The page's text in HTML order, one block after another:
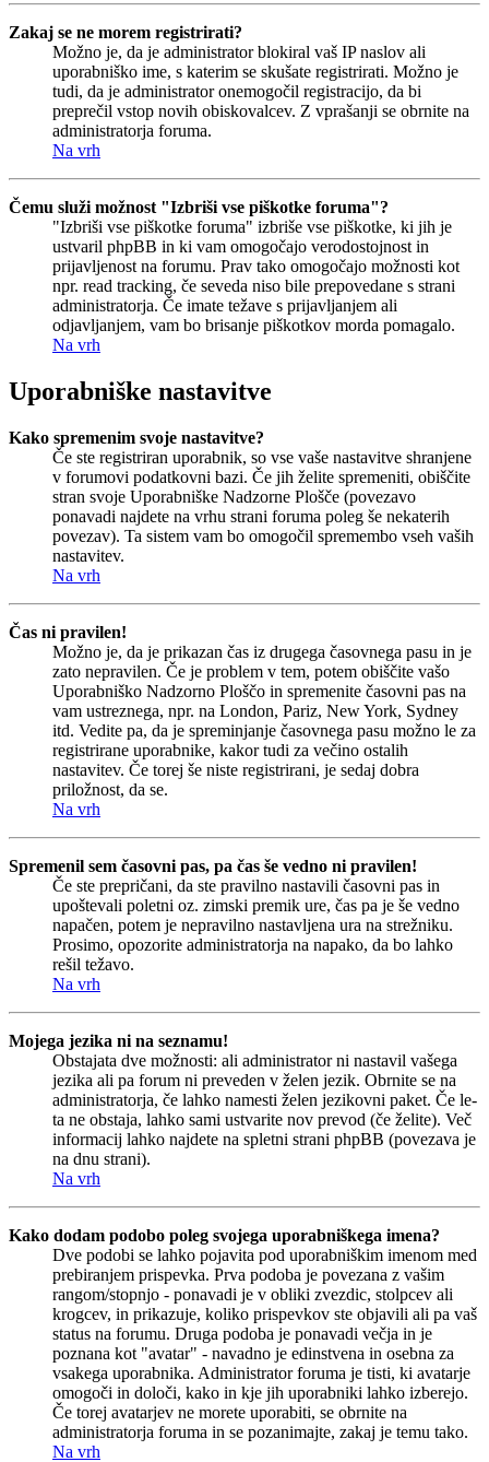
Zakaj se ne morem registrirati?
Možno je, da je administrator blokiral vaš IP naslov ali
uporabniško ime, s katerim se skušate registrirati. Možno je
tudi, da je administrator onemogočil registracijo, da bi
preprečil vstop novih obiskovalcev. Z vprašanji se obrnite na
administratorja foruma.
Na vrh
Čemu služi možnost "Izbriši vse piškotke foruma"?
"Izbriši vse piškotke foruma" izbriše vse piškotke, ki jih je
ustvaril phpBB in ki vam omogočajo verodostojnost in
prijavljenost na forumu. Prav tako omogočajo možnosti kot
npr. read tracking, če seveda niso bile prepovedane s strani
administratorja. Če imate težave s prijavljanjem ali
odjavljanjem, vam bo brisanje piškotkov morda pomagalo.
Na vrh
Uporabniške nastavitve
Kako spremenim svoje nastavitve?
Če ste registriran uporabnik, so vse vaše nastavitve shranjene
v forumovi podatkovni bazi. Če jih želite spremeniti, obiščite
stran svoje Uporabniške Nadzorne Plošče (povezavo
ponavadi najdete na vrhu strani foruma poleg še nekaterih
povezav). Ta sistem vam bo omogočil spremembo vseh vaših
nastavitev.
Na vrh
Čas ni pravilen!
Možno je, da je prikazan čas iz drugega časovnega pasu in je
zato nepravilen. Če je problem v tem, potem obiščite vašo
Uporabniško Nadzorno Ploščo in spremenite časovni pas na
vam ustreznega, npr. na London, Pariz, New York, Sydney
itd. Vedite pa, da je spreminjanje časovnega pasu možno le za
registrirane uporabnike, kakor tudi za večino ostalih
nastavitev. Če torej še niste registrirani, je sedaj dobra
priložnost, da se.
Na vrh
Spremenil sem časovni pas, pa čas še vedno ni pravilen!
Če ste prepričani, da ste pravilno nastavili časovni pas in
upoštevali poletni oz. zimski premik ure, čas pa je še vedno
napačen, potem je nepravilno nastavljena ura na strežniku.
Prosimo, opozorite administratorja na napako, da bo lahko
rešil težavo.
Na vrh
Mojega jezika ni na seznamu!
Obstajata dve možnosti: ali administrator ni nastavil vašega
jezika ali pa forum ni preveden v želen jezik. Obrnite se na
administratorja, če lahko namesti želen jezikovni paket. Če le-
ta ne obstaja, lahko sami ustvarite nov prevod (če želite). Več
informacij lahko najdete na spletni strani phpBB (povezava je
na dnu strani).
Na vrh
Kako dodam podobo poleg svojega uporabniškega imena?
Dve podobi se lahko pojavita pod uporabniškim imenom med
prebiranjem prispevka. Prva podoba je povezana z vašim
rangom/stopnjo - ponavadi je v obliki zvezdic, stolpcev ali
krogcev, in prikazuje, koliko prispevkov ste objavili ali pa vaš
status na forumu. Druga podoba je ponavadi večja in je
poznana kot "avatar" - navadno je edinstvena in osebna za
vsakega uporabnika. Administrator foruma je tisti, ki avatarje
omogoči in določi, kako in kje jih uporabniki lahko izberejo.
Če torej avatarjev ne morete uporabiti, se obrnite na
administratorja foruma in se pozanimajte, zakaj je temu tako.
Na vrh